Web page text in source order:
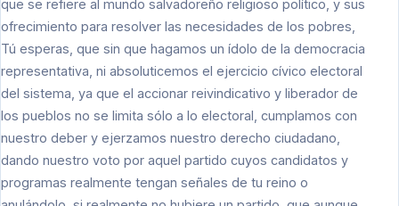
que se refiere al mundo salvadoreño religioso político, y sus
ofrecimiento para resolver las necesidades de los pobres,
Tú esperas, que sin que hagamos un ídolo de la democracia
representativa, ni absoluticemos el ejercicio cívico electoral
del sistema, ya que el accionar reivindicativo y liberador de
los pueblos no se limita sólo a lo electoral, cumplamos con
nuestro deber y ejerzamos nuestro derecho ciudadano,
dando nuestro voto por aquel partido cuyos candidatos y
programas realmente tengan señales de tu reino o